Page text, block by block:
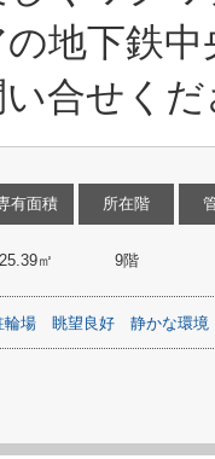
地下鉄
合せく
有面積
25.39㎡
所在階
9階
輪場 眺望良好 静かな環境